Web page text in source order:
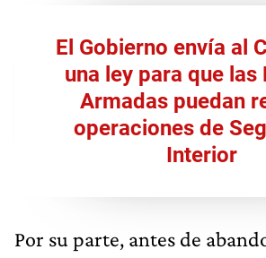
El Gobierno envía al
una ley para que las
Armadas puedan
operaciones de
Interior
Por su parte, antes de